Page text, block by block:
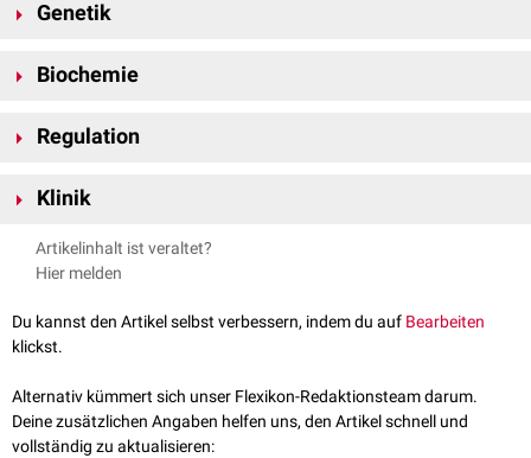
Genetik
imZytosol, die andere in
kodiert und vor allem in der
exprimiert
Biochemie
geschwindigkeitsbestimmenden Teilschritt der
Regulation
und fördert so die
Klinik
Mutationen von PCK1 oder PCK2 können die seltene
Mangelkrankheit
Artikelinhalt ist veraltet?
Hier melden
Du kannst den Artikel selbst verbessern, indem du auf Bearbeiten
klickst.
Alternativ kümmert sich unser Flexikon-Redaktionsteam darum.
Deine zusätzlichen Angaben helfen uns, den Artikel schnell und
vollständig zu aktualisieren: